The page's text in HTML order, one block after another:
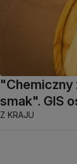
"Chemiczny
smak". GIS
Z KRAJU